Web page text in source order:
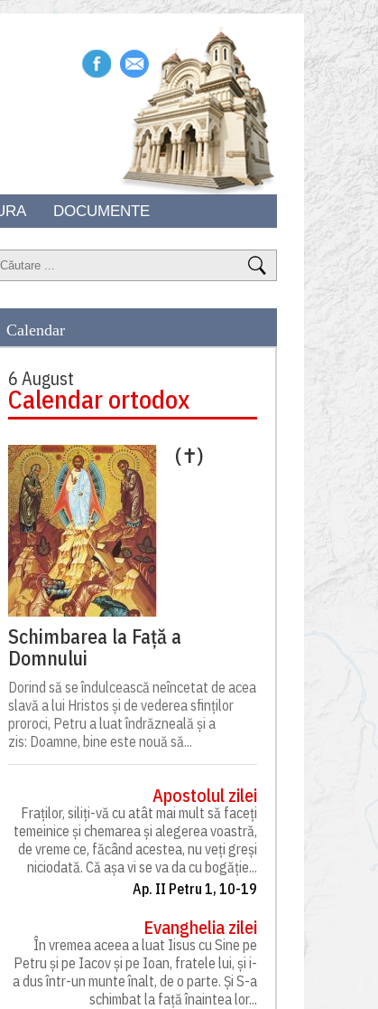
DOCUMENTE
Calendar
6 August
Calendar ortodox
(✝)
Schimbarea la Față a
Domnului
Dorind să se îndulcească neîncetat de acea
slavă a lui Hristos și de vederea sfinților
proroci, Petru a luat îndrăzneală și a
zis: Doamne, bine este nouă să...
Apostolul zilei
Fraților, siliți-vă cu atât mai mult să faceți
temeinice și chemarea și alegerea voastră,
de vreme ce, făcând acestea, nu veți greși
niciodată. Că așa vi se va da cu bogăție...
Ap. II Petru 1, 10-19
Evanghelia zilei
În vremea aceea a luat Iisus cu Sine pe
Petru și pe Iacov și pe Ioan, fratele lui, și i-
a dus într-un munte înalt, de o parte. Și S-a
schimbat la față înaintea lor...